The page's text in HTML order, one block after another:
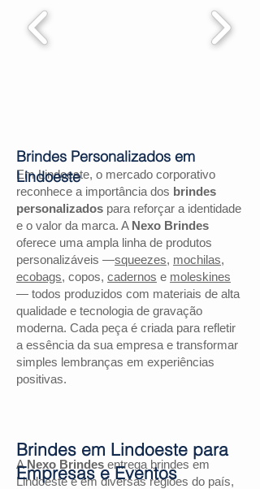
Em Lindoeste, o mercado corporativo
reconhece a importância dos brindes
personalizados para reforçar a identidade
e o valor da marca. A Nexo Brindes
oferece uma ampla linha de produtos
personalizáveis —squeezes, mochilas,
ecobags, copos, cadernos e moleskines
— todos produzidos com materiais de alta
qualidade e tecnologia de gravação
moderna. Cada peça é criada para refletir
a essência da sua empresa e transformar
simples lembranças em experiências
positivas.
ANexo Brindes entrega brindes em
Lindoeste e em diversas regiões do país,
Brindes Personalizados em
Lindoeste
Brindes em Lindoeste para
Empresas e Eventos